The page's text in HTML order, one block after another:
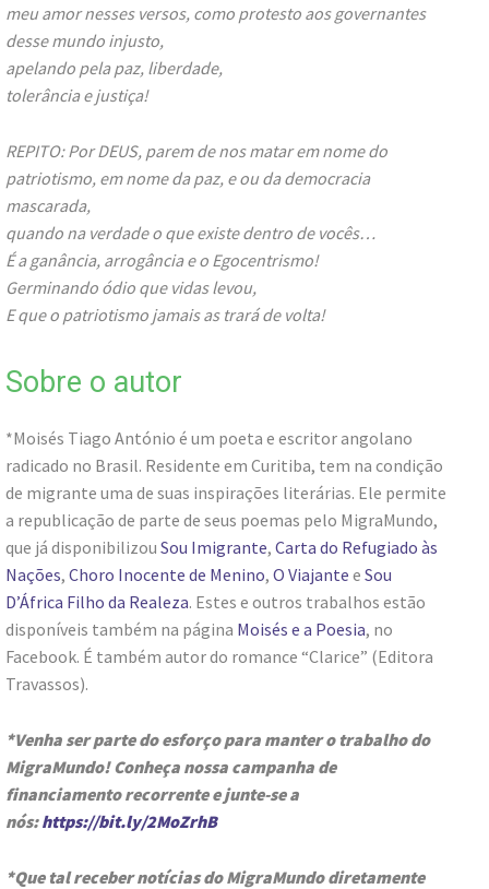
meu amor nesses versos, como protesto aos governantes
desse mundo injusto,
apelando pela paz, liberdade,
tolerância e justiça!
REPITO: Por DEUS, parem de nos matar em nome do
patriotismo, em nome da paz, e ou da democracia
mascarada,
quando na verdade o que existe dentro de vocês…
É a ganância, arrogância e o Egocentrismo!
Germinando ódio que vidas levou,
E que o patriotismo jamais as trará de volta!
Sobre o autor
*Moisés Tiago António é um poeta e escritor angolano
radicado no Brasil. Residente em Curitiba, tem na condição
de migrante uma de suas inspirações literárias. Ele permite
a republicação de parte de seus poemas pelo MigraMundo,
que já disponibilizou Sou Imigrante, Carta do Refugiado às
Nações, Choro Inocente de Menino, O Viajante e Sou
D’África Filho da Realeza. Estes e outros trabalhos estão
disponíveis também na página Moisés e a Poesia, no
Facebook. É também autor do romance “Clarice” (Editora
Travassos).
*Venha ser parte do esforço para manter o trabalho do
MigraMundo! Conheça nossa campanha de
financiamento recorrente e junte-se a
nós:https://bit.ly/2MoZrhB
*Que tal receber notícias do MigraMundo diretamente